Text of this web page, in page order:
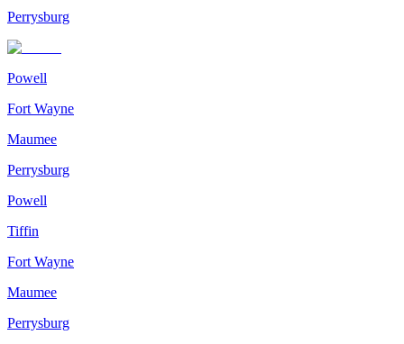
Perrysburg
Powell
Fort Wayne
Maumee
Perrysburg
Powell
Tiffin
Fort Wayne
Maumee
Perrysburg